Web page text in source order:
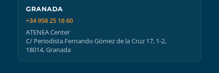
GRANADA
+34 958 25 18 60
ATENEA Center
C/ Periodista Fernando Gómez de la Cruz 17, 1-2,
18014, Granada